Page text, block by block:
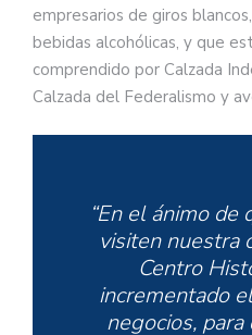
empresarios de giros
bebidas alcohólicas, y que
comprendido por Calzada
Calzada del Federalismo y
“En el ánimo de
visiten nuestra
Centro
incrementado
negocios,